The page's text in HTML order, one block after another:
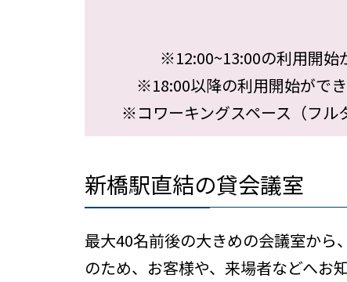
※12:00~13:00の利用開始
※18:00以降の利用開始がで
※コワーキングスペース（フル
新橋駅直結の貸会議室
最大40名前後の大きめの会議室から
のため、お客様や、来場者などへお